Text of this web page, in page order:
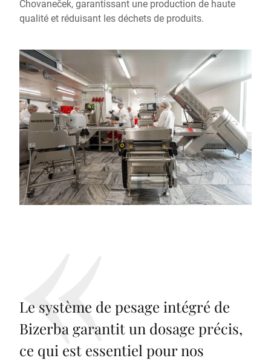
Chovaneček, garantissant une production de haute
qualité et réduisant les déchets de produits.
Le système de pesage intégré de
Bizerba garantit un dosage précis,
ce qui est essentiel pour nos